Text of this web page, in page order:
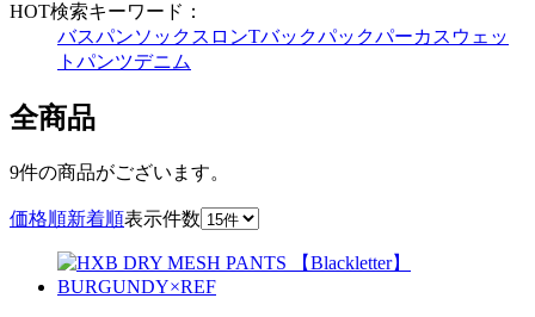
HOT検索キーワード：
バスパンソックス ロンTバックパックパーカ スウェッ
トパンツデニム
全商品
9件の商品がございます。
価格順新着順表示件数